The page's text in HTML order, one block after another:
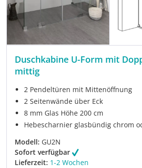
Duschkabine U-Form mit
mittig
2 Pendeltüren mit Mittenöffnung
2 Seitenwände über Eck
8 mm Glas Höhe 200 cm
Hebescharnier glasbündig chrom
Modell: GU2N
Sofort verfügbar
Lieferzeit: 1-2 Wochen